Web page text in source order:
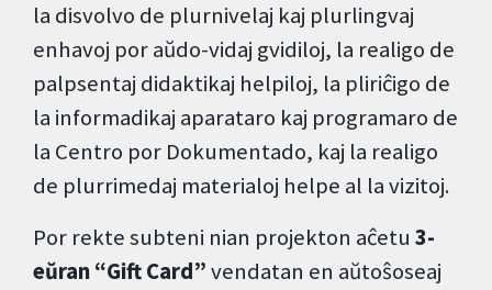
la disvolvo de plurnivelaj kaj plurlingvaj
enhavoj por aŭdo-vidaj gvidiloj, la realigo de
palpsentaj didaktikaj helpiloj, la pliriĉigo de
la informadikaj aparataro kaj programaro de
la Centro por Dokumentado, kaj la realigo
de plurrimedaj materialoj helpe al la vizitoj.
Por rekte subteni nian projekton aĉetu 3-
eŭran “Gift Card”vendatan en aŭtoŝoseaj